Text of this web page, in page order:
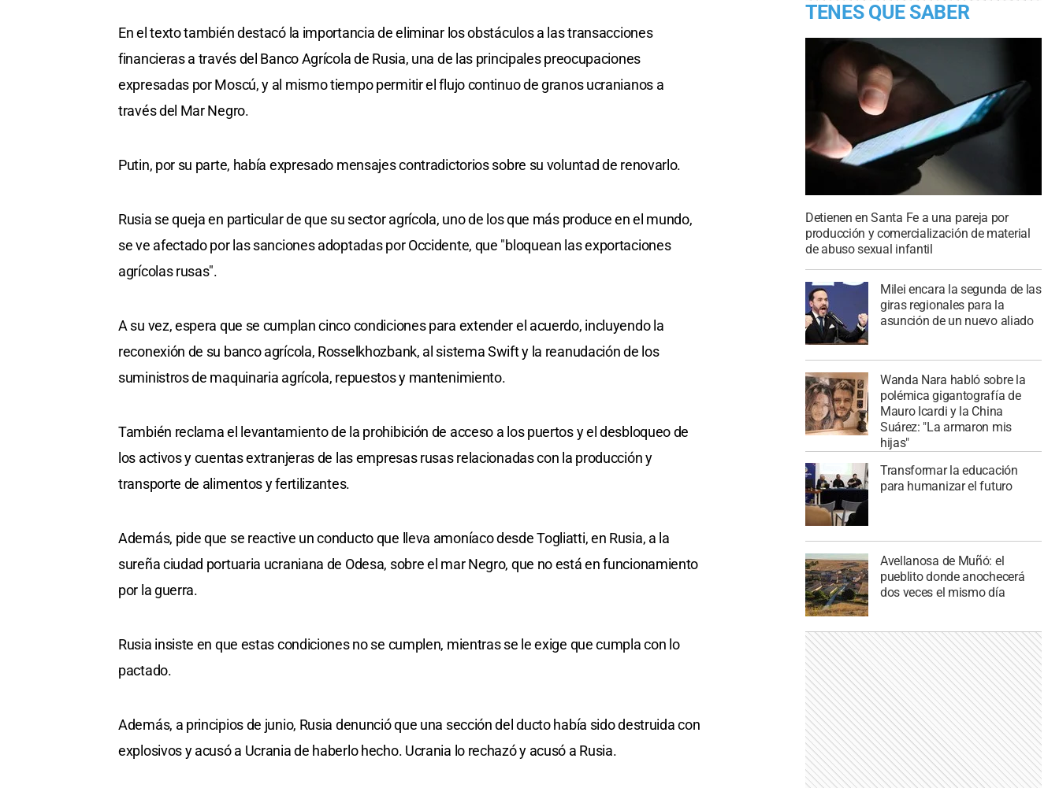
En el texto también destacó la importancia de eliminar los obstáculos a las transacciones
financieras a través del Banco Agrícola de Rusia, una de las principales preocupaciones
expresadas por Moscú, y al mismo tiempo permitir el flujo continuo de granos ucranianos a
través del Mar Negro.
Putin, por su parte, había expresado mensajes contradictorios sobre su voluntad de renovarlo.
Rusia se queja en particular de que su sector agrícola, uno de los que más produce en el mundo,
se ve afectado por las sanciones adoptadas por Occidente, que "bloquean las exportaciones
agrícolas rusas".
A su vez, espera que se cumplan cinco condiciones para extender el acuerdo, incluyendo la
reconexión de su banco agrícola, Rosselkhozbank, al sistema Swift y la reanudación de los
suministros de maquinaria agrícola, repuestos y mantenimiento.
También reclama el levantamiento de la prohibición de acceso a los puertos y el desbloqueo de
los activos y cuentas extranjeras de las empresas rusas relacionadas con la producción y
transporte de alimentos y fertilizantes.
Además, pide que se reactive un conducto que lleva amoníaco desde Togliatti, en Rusia, a la
sureña ciudad portuaria ucraniana de Odesa, sobre el mar Negro, que no está en funcionamiento
por la guerra.
Rusia insiste en que estas condiciones no se cumplen, mientras se le exige que cumpla con lo
pactado.
Además, a principios de junio, Rusia denunció que una sección del ducto había sido destruida con
explosivos y acusó a Ucrania de haberlo hecho. Ucrania lo rechazó y acusó a Rusia.
TENES QUE SABER
Detienen en Santa Fe a una pareja por
producción y comercialización de material
de abuso sexual infantil
Milei encara la segunda de las
giras regionales para la
asunción de un nuevo aliado
Wanda Nara habló sobre la
polémica gigantografía de
Mauro Icardi y la China
Suárez: "La armaron mis
hijas"
Transformar la educación
para humanizar el futuro
Avellanosa de Muñó: el
pueblito donde anochecerá
dos veces el mismo día